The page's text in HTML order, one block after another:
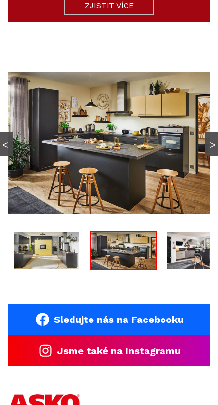
ZJISTIT VÍCE
Sledujte nás na Facebooku
Jsme také na Instagramu